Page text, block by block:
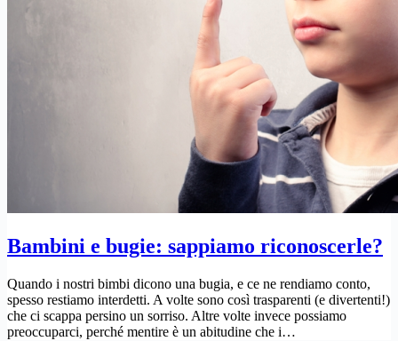
Bambini e bugie: sappiamo riconoscerle?
Quando i nostri bimbi dicono una bugia, e ce ne rendiamo conto,
spesso restiamo interdetti. A volte sono così trasparenti (e divertenti!)
che ci scappa persino un sorriso. Altre volte invece possiamo
preoccuparci, perché mentire è un abitudine che i…